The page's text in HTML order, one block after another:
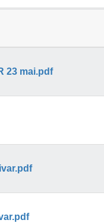
23 mai.pdf